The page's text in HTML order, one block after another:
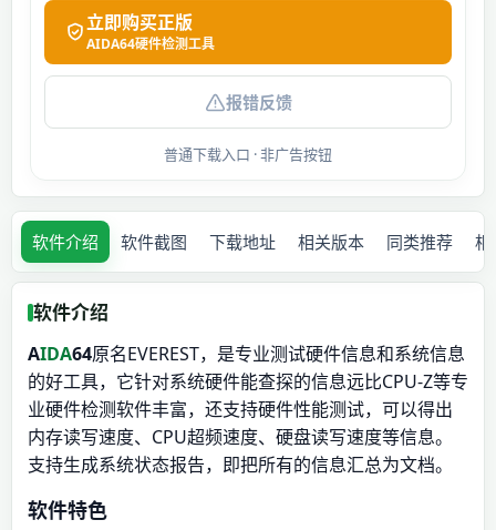
立即购买正版
AIDA64硬件检测工具
报错反馈
普通下载入口 · 非广告按钮
软件介绍 软件截图 下载地址 相关版本 同类推荐 相
软件介绍
AIDA64原名EVEREST，是专业测试硬件信息和系统信息
的好工具，它针对系统硬件能查探的信息远比CPU-Z等专
业硬件检测软件丰富，还支持硬件性能测试，可以得出
内存读写速度、CPU超频速度、硬盘读写速度等信息。
支持生成系统状态报告，即把所有的信息汇总为文档。
软件特色